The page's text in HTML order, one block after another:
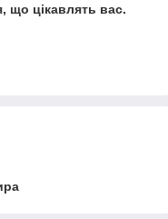
що цікавлять вас.